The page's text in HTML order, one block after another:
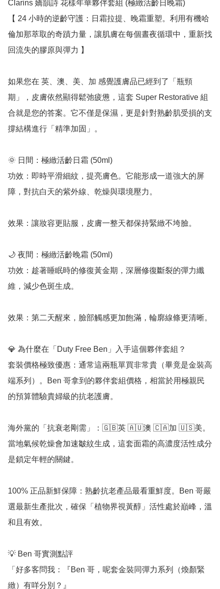
Clarins 嬌韻詩 花樣年華夥伴套組 (極緻活齡日晚霜)
【 24 小時的逆齡守護：日霜拉提、晚霜重塑。利用有機哈
倫加那萃取的奇蹟力量，讓肌膚在每個晝夜循環中，重新找
回流失的膠原與彈力 】
如果您在 英、澳、美、加 感覺護膚品已經到了「瓶頸
期」，皮膚依然顯得鬆弛疲憊，這套 Super Restorative 組
合就是您的答案。它不僅是保濕，更是針對熟齡肌受損的支
撐結構進行「精準加固」。
🌞 日間：極緻活齡日霜 (50ml)
功效：即時平滑細紋，提亮膚色。它能形成一道強大的屏
障，對抗白天的紫外線、乾燥與環境壓力。
效果：讓妝容更貼服，皮膚一整天都保持緊緻不垮臉。
🌙 夜間：極緻活齡晚霜 (50ml)
功效：趁著睡眠時的修復黃金期，深層修復斷裂的彈力纖
維，減少色斑生成。
效果：第二天醒來，臉部觸感更加飽滿，輪廓線條更清晰。
💎 為什麼在「Duty Free Ben」入手這個夥伴套組？
套裝價格極致優惠：通常這兩瓶單買非常貴（畢竟是金裝高
端系列）。Ben 哥拿到的夥伴套組價格，相當於用極親民
的預算體驗貴婦級的抗老護膚。
海外黨的「抗衰老剛需」：🇬🇧英 🇦🇺澳 🇨🇦加 🇺🇸美。
當地氣候乾燥會加速皺紋生成，這套面霜的高濃度活性成分
是鎖定年輕的關鍵。
100% 正品新鮮保障：熟齡抗老產品最看重鮮度。Ben 哥嚴
選最新生產批次，確保「植物界視黃醇」活性處於巔峰，溫
和且有效。
💡 Ben 哥實測點評
「好多客問我：『Ben 哥，呢套金裝同彈力系列（煥顏緊
緻）有咩分別？』